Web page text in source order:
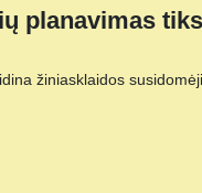
planavimas
žiniasklaidos